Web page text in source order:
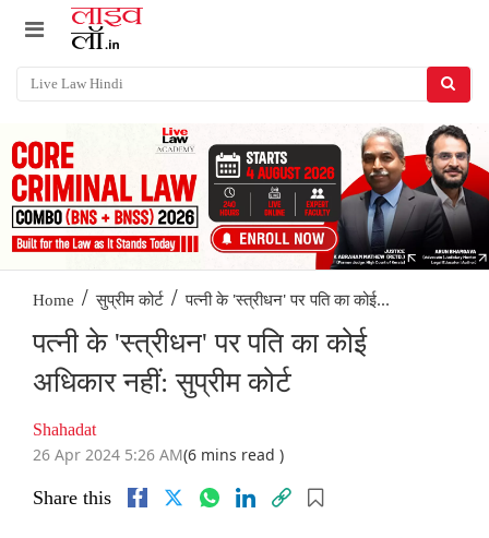
Home / सुप्रीम कोर्ट / पत्नी के 'स्त्रीधन' पर पति का कोई...
पत्नी के 'स्त्रीधन' पर पति का कोई
अधिकार नहीं: सुप्रीम कोर्ट
Shahadat
26 Apr 2024 5:26 AM(6 mins read )
Share this